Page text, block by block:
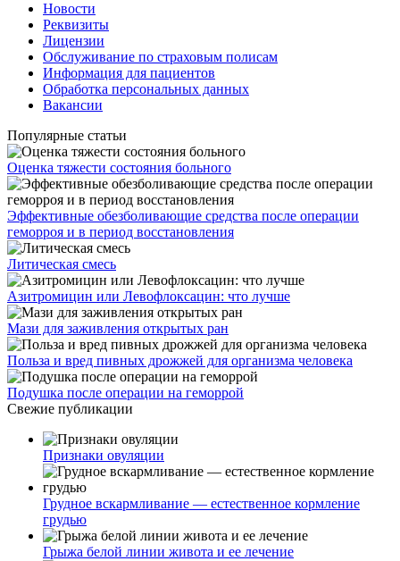
Новости
Реквизиты
Лицензии
Обслуживание по страховым полисам
Информация для пациентов
Обработка персональных данных
Вакансии
Популярные статьи
Оценка тяжести состояния больного
Эффективные обезболивающие средства после операции
геморроя и в период восстановления
Литическая смесь
Азитромицин или Левофлоксацин: что лучше
Мази для заживления открытых ран
Польза и вред пивных дрожжей для организма человека
Подушка после операции на геморрой
Свежие публикации
Признаки овуляции
Грудное вскармливание — естественное кормление
грудью
Грыжа белой линии живота и ее лечение